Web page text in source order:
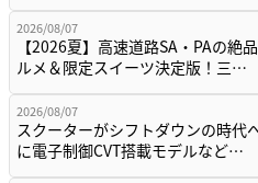
2026/08/07
【2026夏】高速道路SA・PAの絶
ルメ＆限定スイーツ決定版！三…
2026/08/07
スクーターがシフトダウンの時代
に電子制御CVT搭載モデルなど…